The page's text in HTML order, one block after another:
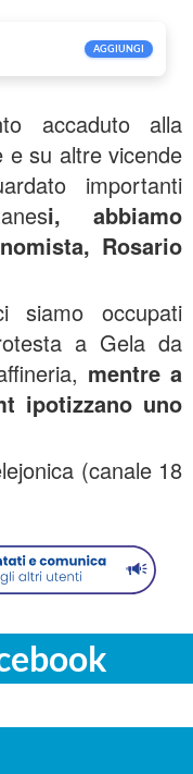
AGGIUNGI
accaduto alla
e su altre vicende
importanti
i, abbiamo
Rosario
siamo occupati
a Gela da
mentre a
ipotizzano uno
(canale 18